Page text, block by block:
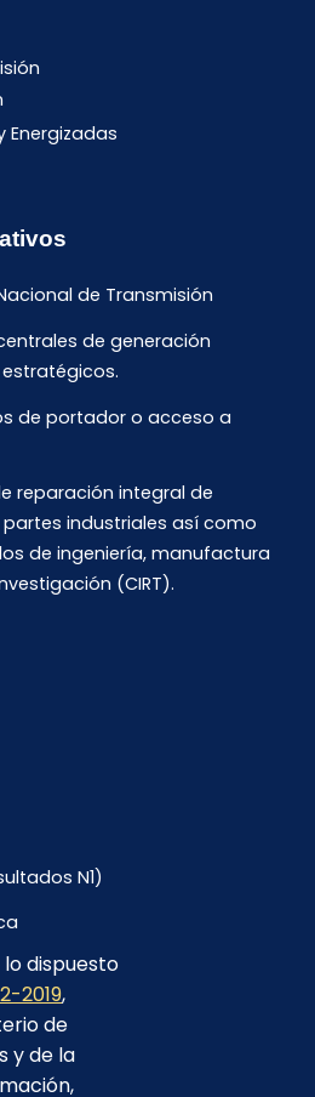
Energizadas
de Transmisión
de generación
de portador o acceso a
reparación integral de
industriales así como
de ingeniería, manufactura
(CIRT).
N1)
dispuesto
2019,
de
y de la